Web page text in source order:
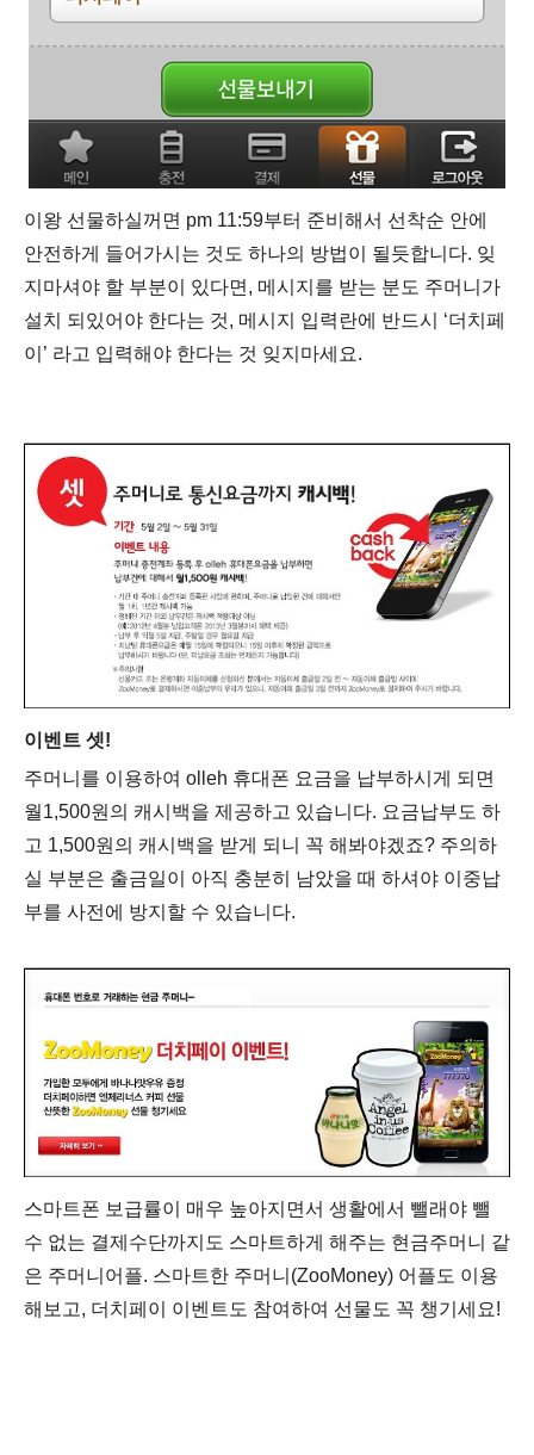
이왕 선물하실꺼면 pm 11:59부터 준비해서 선착순 안에
안전하게 들어가시는 것도 하나의 방법이 될듯합니다. 잊
지마셔야 할 부분이 있다면, 메시지를 받는 분도 주머니가
설치 되있어야 한다는 것, 메시지 입력란에 반드시 ‘더치페
이’ 라고 입력해야 한다는 것 잊지마세요.
이벤트 셋!
주머니를 이용하여 olleh 휴대폰 요금을 납부하시게 되면
월1,500원의 캐시백을 제공하고 있습니다. 요금납부도 하
고 1,500원의 캐시백을 받게 되니 꼭 해봐야겠죠? 주의하
실 부분은 출금일이 아직 충분히 남았을 때 하셔야 이중납
부를 사전에 방지할 수 있습니다.
스마트폰 보급률이 매우 높아지면서 생활에서 뺄래야 뺄
수 없는 결제수단까지도 스마트하게 해주는 현금주머니 같
은 주머니어플. 스마트한 주머니(ZooMoney) 어플도 이용
해보고, 더치페이 이벤트도 참여하여 선물도 꼭 챙기세요!